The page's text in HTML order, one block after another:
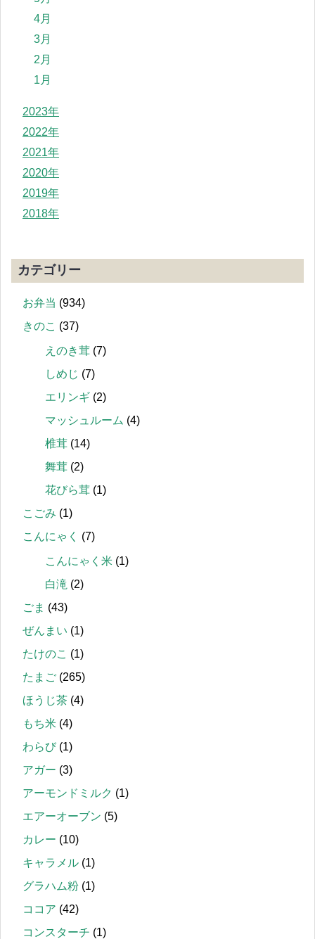
4月
3月
2月
1月
2023年
2022年
2021年
2020年
2019年
2018年
カテゴリー
お弁当 (934)
きのこ (37)
えのき茸 (7)
しめじ (7)
エリンギ (2)
マッシュルーム (4)
椎茸 (14)
舞茸 (2)
花びら茸 (1)
こごみ (1)
こんにゃく
(7)
こんにゃく米 (1)
白滝 (2)
ごま (43)
ぜんまい (1)
たけのこ (1)
たまご (265)
ほうじ茶 (4)
もち米 (4)
わらび(1)
アガー (3)
アーモンドミルク (1)
エアーオーブン (5)
カレー (10)
キャラメル (1)
グラハム粉 (1)
ココア (42)
コンスターチ (1)